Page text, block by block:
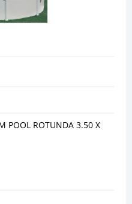
POOL ROTUNDA 3.50 X